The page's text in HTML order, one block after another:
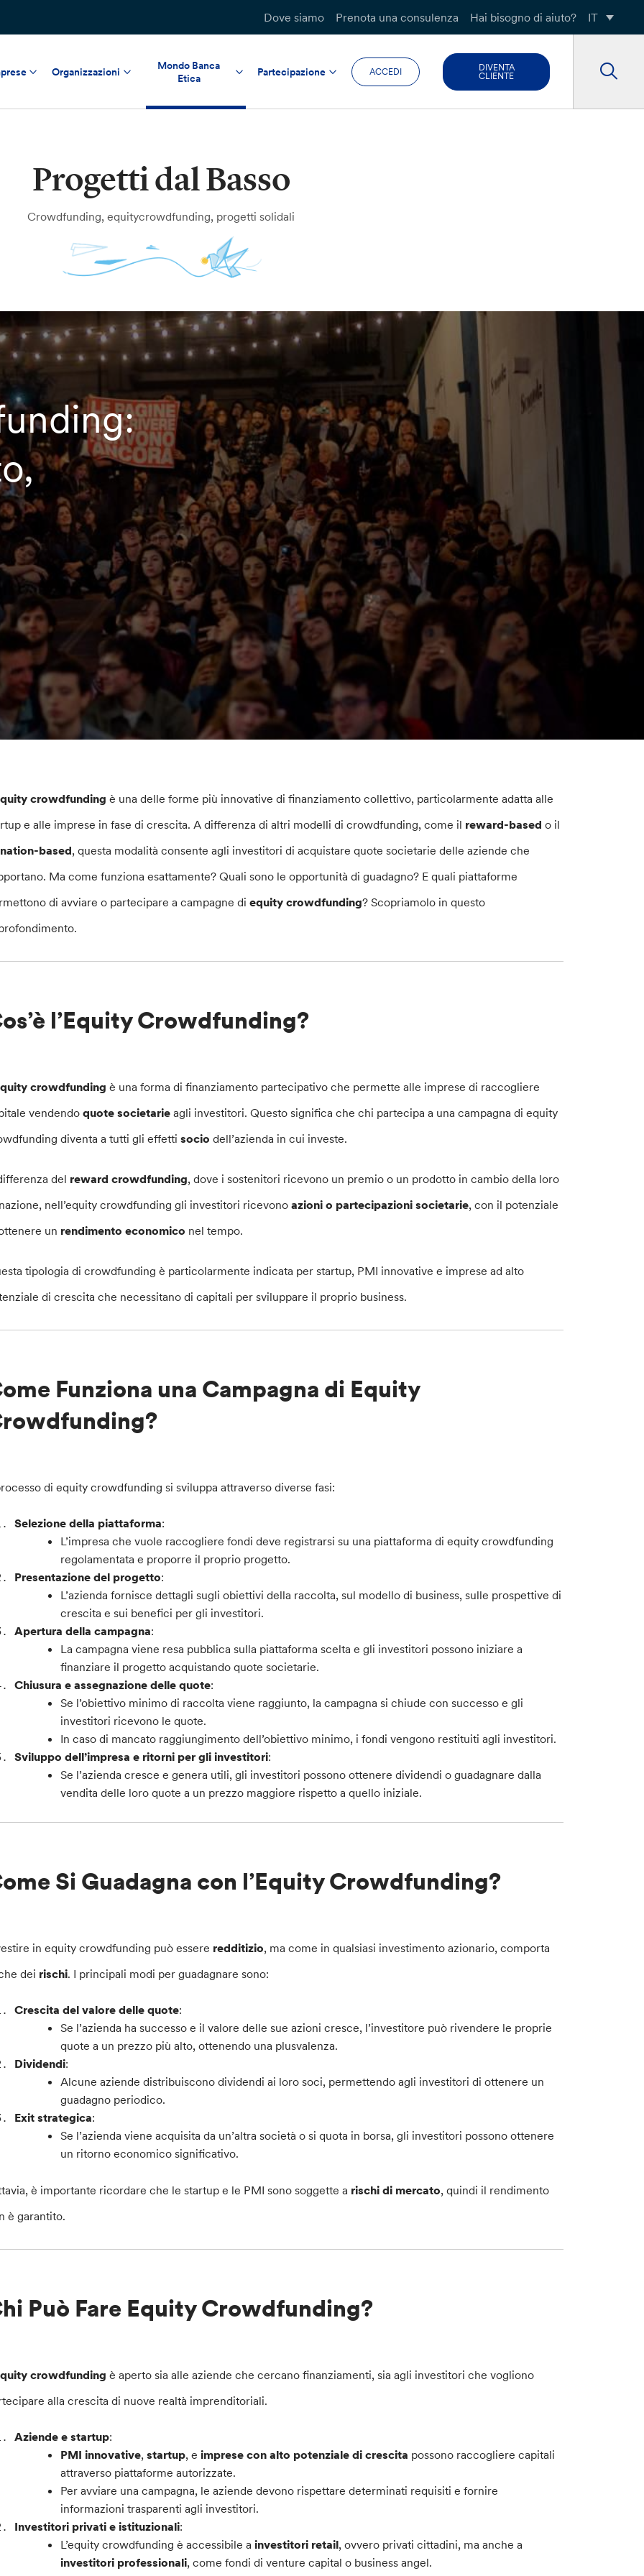
Dove siamo Prenota una consulenza Hai bisogno di aiuto? IT
Organizzazioni
Mondo Banca
Etica
Partecipazione ACCEDI
DIVENTA
CLIENTE
Progetti dal Basso
Crowdfunding, equitycrowdfunding, progetti solidali
crowdfunding è una delle forme più innovative di finanziamento collettivo, particolarmente adatta alle
e alle imprese in fase di crescita. A differenza di altri modelli di crowdfunding, come il reward-based o il
based, questa modalità consente agli investitori di acquistare quote societarie delle aziende che
Ma come funziona esattamente? Quali sono le opportunità di guadagno? E quali piattaforme
di avviare o partecipare a campagne diequity crowdfunding? Scopriamolo in questo
l’Equity Crowdfunding?
crowdfunding è una forma di finanziamento partecipativo che permette alle imprese di raccogliere
vendendoquote societarie agli investitori. Questo significa che chi partecipa a una campagna di equity
diventa a tutti gli effettisocio dell’azienda in cui investe.
del reward crowdfunding, dove i sostenitori ricevono un premio o un prodotto in cambio della loro
nell’equity crowdfunding gli investitori ricevonoazioni o partecipazioni societarie, con il potenziale
un rendimento economico nel tempo.
tipologia di crowdfunding è particolarmente indicata per startup, PMI innovative e imprese ad alto
di crescita che necessitano di capitali per sviluppare il proprio business.
Funziona una Campagna di Equity
di equity crowdfunding si sviluppa attraverso diverse fasi:
Selezione della piattaforma:
L’impresa che vuole raccogliere fondi deve registrarsi su una piattaforma di equity crowdfunding
regolamentata e proporre il proprio progetto.
Presentazione del progetto:
L’azienda fornisce dettagli sugli obiettivi della raccolta, sul modello di business, sulle prospettive di
crescita e sui benefici per gli investitori.
Apertura della campagna:
La campagna viene resa pubblica sulla piattaforma scelta e gli investitori possono iniziare a
finanziare il progetto acquistando quote societarie.
Chiusura e assegnazione delle quote:
Se l’obiettivo minimo di raccolta viene raggiunto, la campagna si chiude con successo e gli
investitori ricevono le quote.
In caso di mancato raggiungimento dell’obiettivo minimo, i fondi vengono restituiti agli investitori.
Sviluppo dell’impresa e ritorni per gli investitori:
Se l’azienda cresce e genera utili, gli investitori possono ottenere dividendi o guadagnare dalla
vendita delle loro quote a un prezzo maggiore rispetto a quello iniziale.
Si Guadagna con l’Equity Crowdfunding?
in equity crowdfunding può essere redditizio, ma come in qualsiasi investimento azionario, comporta
dei rischi. I principali modi per guadagnare sono:
Crescita del valore delle quote:
Se l’azienda ha successo e il valore delle sue azioni cresce, l’investitore può rivendere le proprie
quote a un prezzo più alto, ottenendo una plusvalenza.
Dividendi:
Alcune aziende distribuiscono dividendi ai loro soci, permettendo agli investitori di ottenere un
guadagno periodico.
Exit strategica:
Se l’azienda viene acquisita da un’altra società o si quota in borsa, gli investitori possono ottenere
un ritorno economico significativo.
è importante ricordare che le startup e le PMI sono soggette a rischi di mercato, quindi il rendimento
è garantito.
Può Fare Equity Crowdfunding?
crowdfunding è aperto sia alle aziende che cercano finanziamenti, sia agli investitori che vogliono
alla crescita di nuove realtà imprenditoriali.
Aziende e startup:
PMI innovative,startup, eimprese con alto potenziale di crescita possono raccogliere capitali
attraverso piattaforme autorizzate.
Per avviare una campagna, le aziende devono rispettare determinati requisiti e fornire
informazioni trasparenti agli investitori.
Investitori privati e istituzionali:
L’equity crowdfunding è accessibile ainvestitori retail, ovvero privati cittadini, ma anche a
investitori professionali, come fondi di venture capital o business angel.